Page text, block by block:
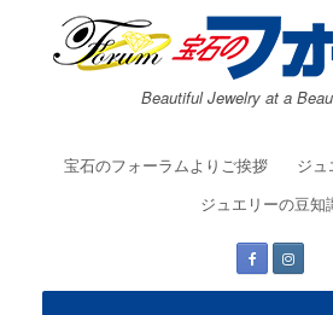
Beautiful Jewelry at a
宝石のフォーラムよりご挨拶
ジ
ジュエリーの豆知